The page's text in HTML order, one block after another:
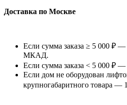
Доставка по Москве
Если сумма заказа ≥ 5 000 ₽ —
МКАД.
Если сумма заказа < 5 000 ₽
Если дом не оборудован
крупногабаритного товара —